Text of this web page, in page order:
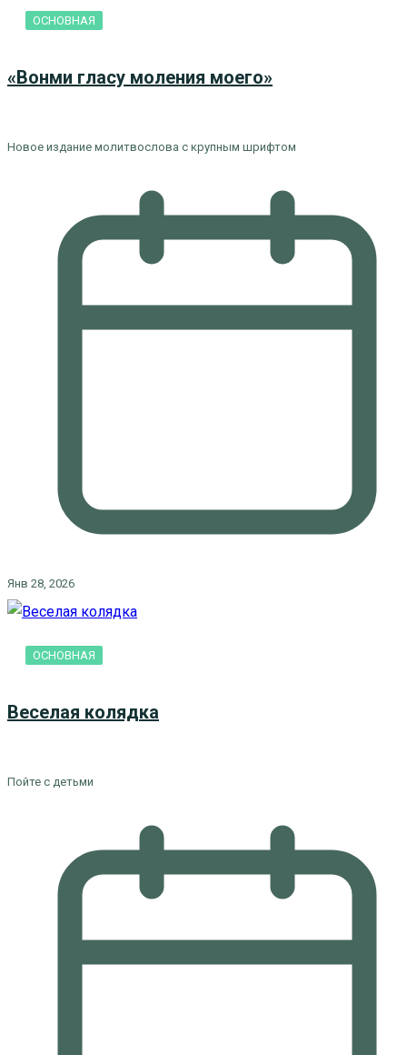
ОСНОВНАЯ
«Вонми гласу моления моего»
Новое издание молитвослова с крупным шрифтом
Янв 28, 2026
ОСНОВНАЯ
Веселая колядка
Пойте с детьми